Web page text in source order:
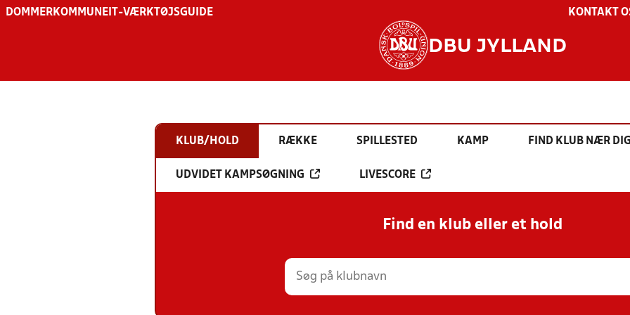
DOMMER KOMMUNE IT-VÆRKTØJSGUIDE KONTAKT
DBU JYLLAND
KLUB/HOLD RÆKKE SPILLESTED KAMP FIND KLUB NÆR
UDVIDET KAMPSØGNING LIVESCORE
Find en klub eller et hold